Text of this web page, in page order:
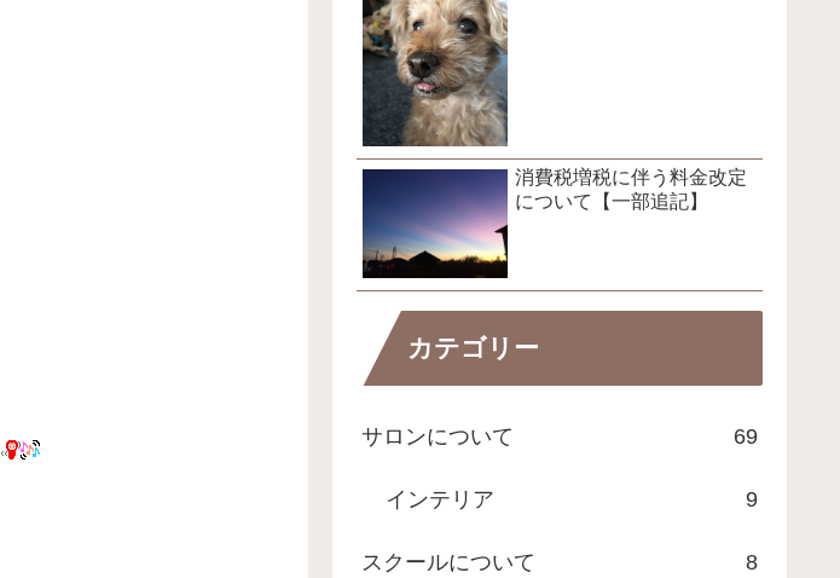
消費税増税に伴う料金改定
について【一部追記】
カテゴリー
サロンについて 69
インテリア 9
スクールについて 8